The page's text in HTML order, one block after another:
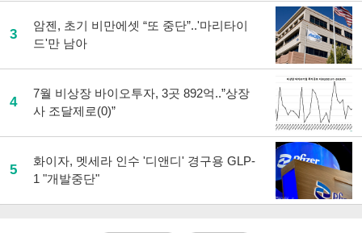
3
암젠, 초기 비만에셋 “또 중단”..'마리타이
드'만 남아
4
7월 비상장 바이오투자, 3곳 892억..”상장
사 조달제로(0)”
5
화이자, 멧세라 인수 '디앤디' 경구용 GLP-
1 "개발중단"